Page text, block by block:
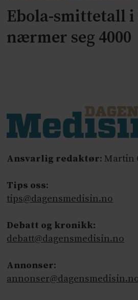
Ebola-smittetall i
nærmer seg 4000
Ansvarlig redaktør: Martin
Tips oss:
tips@dagensmedisin.no
Debatt og kronikk:
debatt@dagensmedisin.no
Annonser: